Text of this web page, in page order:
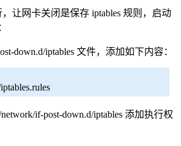
让网卡关闭是保存 iptables 规则，启动
down.d/iptables 文件，添加如下内容：
if-post-down.d/iptables 添加执行权